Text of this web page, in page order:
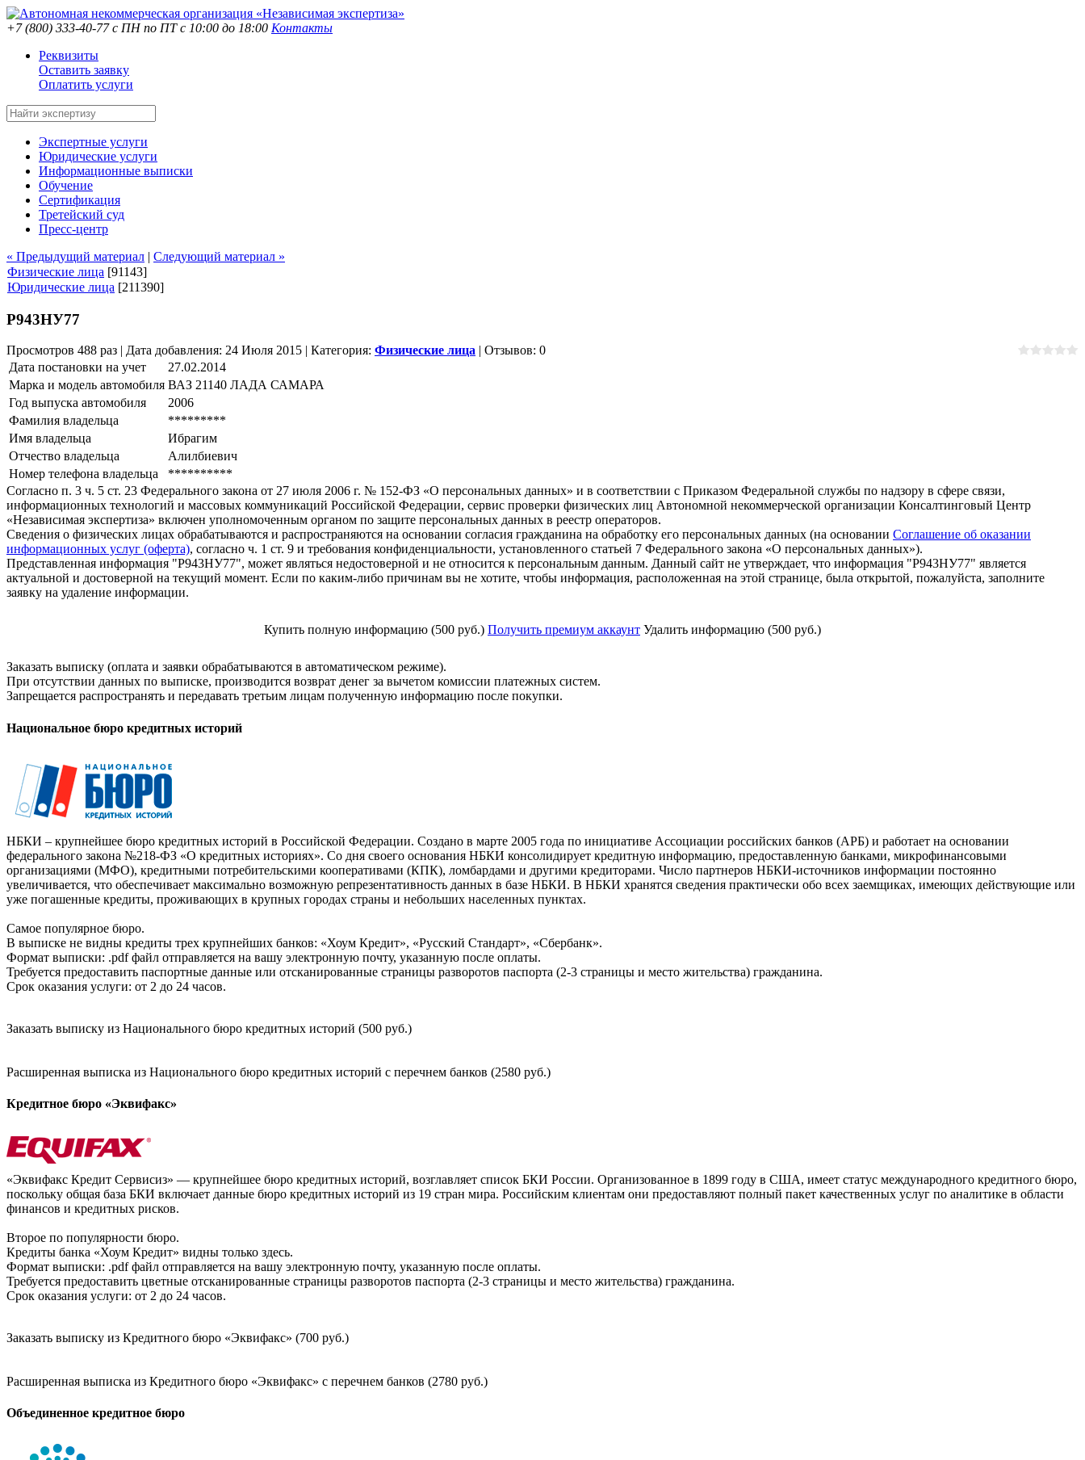
+7 (800) 333-40-77с ПН по ПТ с 10:00 до 18:00 Контакты
Реквизиты
Оставить заявку
Оплатить услуги
Экспертные услуги
Юридические услуги
Информационные выписки
Обучение
Сертификация
Третейский суд
Пресс-центр
« Предыдущий материал | Следующий материал »
Физические лица [91143]
Юридические лица [211390]
Р943НУ77
Просмотров 488 раз | Дата добавления: 24 Июля 2015 | Категория: Физические лица | Отзывов: 0
Дата постановки на учет
27.02.2014
Марка и модель автомобиля ВАЗ 21140 ЛАДА САМАРА
Год выпуска автомобиля
2006
Фамилия владельца
*********
Имя владельца
Ибрагим
Отчество владельца
Алилбиевич
Номер телефона владельца
**********
Согласно п. 3 ч. 5 ст. 23 Федерального закона от 27 июля 2006 г. № 152-ФЗ «О персональных данных» и в соответствии с Приказом Федеральной службы по надзору в сфере связи,
информационных технологий и массовых коммуникаций Российской Федерации, сервис проверки физических лиц Автономной некоммерческой организации Консалтинговый Центр
«Независимая экспертиза» включен уполномоченным органом по защите персональных данных в реестр операторов.
Сведения о физических лицах обрабатываются и распространяются на основании согласия гражданина на обработку его персональных данных (на основании Соглашение об оказании
информационных услуг (оферта), согласно ч. 1 ст. 9 и требования конфиденциальности, установленного статьей 7 Федерального закона «О персональных данных»).
Представленная информация "Р943НУ77", может являться недостоверной и не относится к персональным данным. Данный сайт не утверждает, что информация "Р943НУ77" является
актуальной и достоверной на текущий момент. Если по каким-либо причинам вы не хотите, чтобы информация, расположенная на этой странице, была открытой, пожалуйста, заполните
заявку на удаление информации.
Купить полную информацию (500 руб.) Получить премиум аккаунт Удалить информацию (500 руб.)
Заказать выписку (оплата и заявки обрабатываются в автоматическом режиме).
При отсутствии данных по выписке, производится возврат денег за вычетом комиссии платежных систем.
Запрещается распространять и передавать третьим лицам полученную информацию после покупки.
Национальное бюро кредитных историй
НБКИ – крупнейшее бюро кредитных историй в Российской Федерации. Создано в марте 2005 года по инициативе Ассоциации российских банков (АРБ) и работает на основании
федерального закона №218-ФЗ «О кредитных историях». Со дня своего основания НБКИ консолидирует кредитную информацию, предоставленную банками, микрофинансовыми
организациями (МФО), кредитными потребительскими кооперативами (КПК), ломбардами и другими кредиторами. Число партнеров НБКИ-источников информации постоянно
увеличивается, что обеспечивает максимально возможную репрезентативность данных в базе НБКИ. В НБКИ хранятся сведения практически обо всех заемщиках, имеющих действующие или
уже погашенные кредиты, проживающих в крупных городах страны и небольших населенных пунктах.
Самое популярное бюро.
В выписке не видны кредиты трех крупнейших банков: «Хоум Кредит», «Русский Стандарт», «Сбербанк».
Формат выписки: .pdf файл отправляется на вашу электронную почту, указанную после оплаты.
Требуется предоставить паспортные данные или отсканированные страницы разворотов паспорта (2-3 страницы и место жительства) гражданина.
Срок оказания услуги: от 2 до 24 часов.
Заказать выписку из Национального бюро кредитных историй (500 руб.)
Расширенная выписка из Национального бюро кредитных историй с перечнем банков (2580 руб.)
Кредитное бюро «Эквифакс»
«Эквифакс Кредит Сервисиз» — крупнейшее бюро кредитных историй, возглавляет список БКИ России. Организованное в 1899 году в США, имеет статус международного кредитного бюро,
поскольку общая база БКИ включает данные бюро кредитных историй из 19 стран мира. Российским клиентам они предоставляют полный пакет качественных услуг по аналитике в области
финансов и кредитных рисков.
Второе по популярности бюро.
Кредиты банка «Хоум Кредит» видны только здесь.
Формат выписки: .pdf файл отправляется на вашу электронную почту, указанную после оплаты.
Требуется предоставить цветные отсканированные страницы разворотов паспорта (2-3 страницы и место жительства) гражданина.
Срок оказания услуги: от 2 до 24 часов.
Заказать выписку из Кредитного бюро «Эквифакс» (700 руб.)
Расширенная выписка из Кредитного бюро «Эквифакс» с перечнем банков (2780 руб.)
Объединенное кредитное бюро